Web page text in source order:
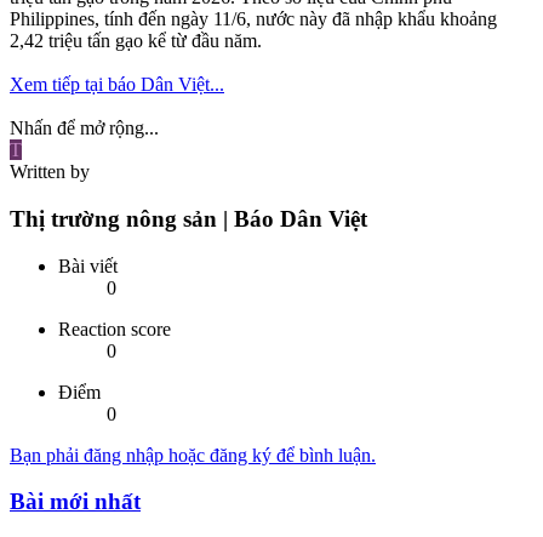
Philippines, tính đến ngày 11/6, nước này đã nhập khẩu khoảng
2,42 triệu tấn gạo kể từ đầu năm.
Xem tiếp tại báo Dân Việt...
Nhấn để mở rộng...
T
Written by
Thị trường nông sản | Báo Dân Việt
Bài viết
0
Reaction score
0
Điểm
0
Bạn phải đăng nhập hoặc đăng ký để bình luận.
Bài mới nhất